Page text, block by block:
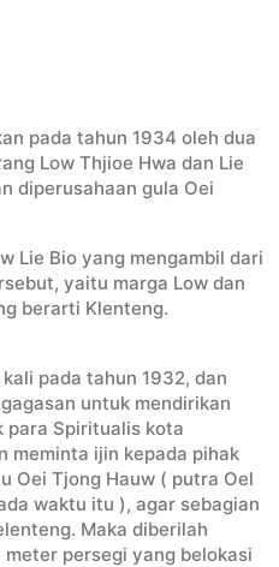
pada tahun 1934 oleh dua
Low Thjioe Hwa dan Lie
diperusahaan gula Oei
Lie Bio yang mengambil dari
yaitu marga Low dan
berarti Klenteng.
pada tahun 1932, dan
untuk mendirikan
para Spiritualis kota
meminta ijin kepada pihak
Oei Tjong Hauw ( putra Oel
waktu itu ), agar sebagian
Maka diberilah
persegi yang belokasi